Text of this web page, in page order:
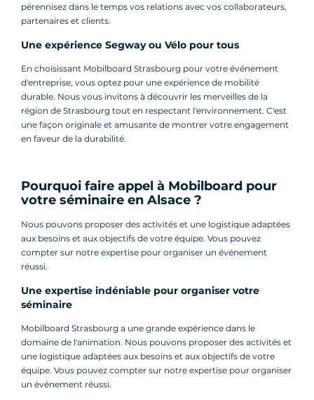
pérennisez dans le temps vos relations avec vos collaborateurs,
partenaires et clients.
Une expérience Segway ou Vélo pour tous
En choisissant Mobilboard Strasbourg pour votre événement
d'entreprise, vous optez pour une expérience de mobilité
durable. Nous vous invitons à découvrir les merveilles de la
région de Strasbourg tout en respectant l'environnement. C'est
une façon originale et amusante de montrer votre engagement
en faveur de la durabilité.
Pourquoi faire appel à Mobilboard pour
votre séminaire en Alsace ?
Nous pouvons proposer des activités et une logistique adaptées
aux besoins et aux objectifs de votre équipe. Vous pouvez
compter sur notre expertise pour organiser un événement
réussi.
Une expertise indéniable pour organiser votre
séminaire
Mobilboard Strasbourg a une grande expérience dans le
domaine de l'animation. Nous pouvons proposer des activités et
une logistique adaptées aux besoins et aux objectifs de votre
équipe. Vous pouvez compter sur notre expertise pour organiser
un événement réussi.